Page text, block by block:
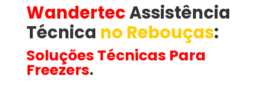
WandertecAssistência
Técnica no Rebouças​:
Soluções Técnicas Para
Freezers.